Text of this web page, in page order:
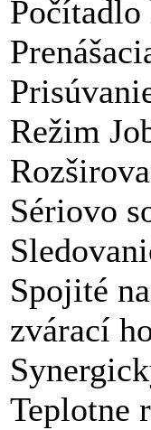
Režim
Sériovo
Spojité
zvárací
Teplotne